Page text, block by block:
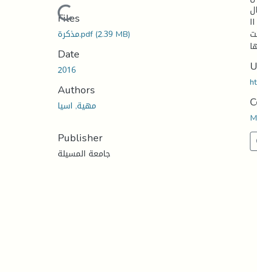
Loading...
Files
مذكرة.pdf(2.39 MB)
Date
2016
Authors
مهية, اسيا
Publisher
جامعة المسيلة